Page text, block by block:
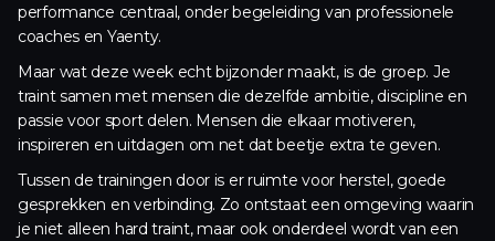
performance centraal, onder begeleiding van professionele
coaches en Yaenty.
Maar wat deze week echt bijzonder maakt, is de groep. Je
traint samen met mensen die dezelfde ambitie, discipline en
passie voor sport delen. Mensen die elkaar motiveren,
inspireren en uitdagen om net dat beetje extra te geven.
Tussen de trainingen door is er ruimte voor herstel, goede
gesprekken en verbinding. Zo ontstaat een omgeving waarin
je niet alleen hard traint, maar ook onderdeel wordt van een